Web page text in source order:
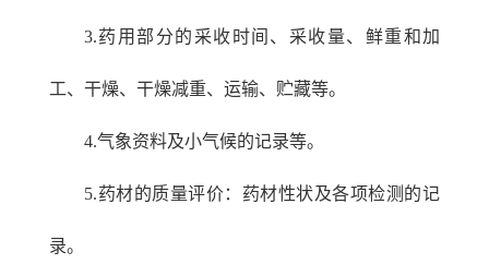
3.药用部分的采收时间、采收量、鲜重和加
工、干燥、干燥减重、运输、贮藏等。
4.气象资料及小气候的记录等。
5.药材的质量评价：药材性状及各项检测的记
录。